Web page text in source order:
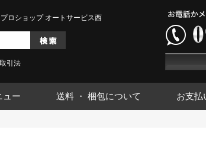
ロショップ オートサービス西
引法
ュー 送料 ・ 梱包について お支払